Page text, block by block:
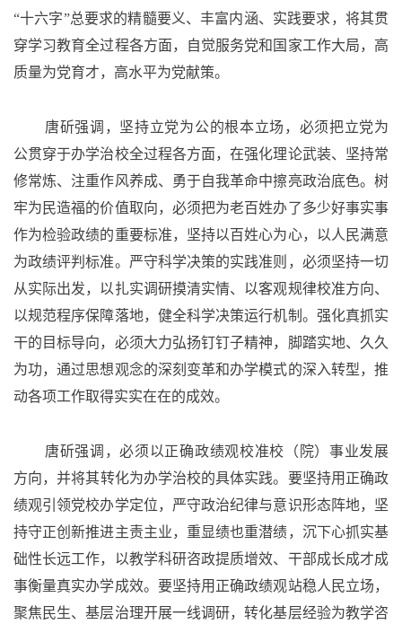
“十六字”总要求的精髓要义、丰富内涵、实践要求，将其贯
穿学习教育全过程各方面，自觉服务党和国家工作大局，高
质量为党育才，高水平为党献策。
唐斫强调，坚持立党为公的根本立场，必须把立党为
公贯穿于办学治校全过程各方面，在强化理论武装、坚持常
修常炼、注重作风养成、勇于自我革命中擦亮政治底色。树
牢为民造福的价值取向， 必须把为老百姓办了多少好事实事
作为检验政绩的重要标准，坚持以百姓心为心，以人民满意
为政绩评判标准。严守科学决策的实践准则， 必须坚持一切
从实际出发，以扎实调研摸清实情、以客观规律校准方向、
以规范程序保障落地，健全科学决策运行机制。强化真抓实
干的目标导向， 必须大力弘扬钉钉子精神，脚踏实地、久久
为功，通过思想观念的深刻变革和办学模式的深 入转型，推
动各项工作取得实实在在的成效。
唐斫强调 ，必须以正确政绩观校准校（院）事业发展
方向，并将其转化为办学治校的具体实践。 要坚持用正确政
绩观引领党校办学定位，严守政治纪律与意识形态阵地，坚
持守正创新推进主责主业，重显绩也重潜绩，沉下心抓实基
础性长远工作，以教学科研咨政提质增效、干部成长成才成
事衡量真实办学成效。要坚持用正确政绩观站稳人民立场，
聚焦民生、基层治理开展一线调研，转化基层经验为教学咨